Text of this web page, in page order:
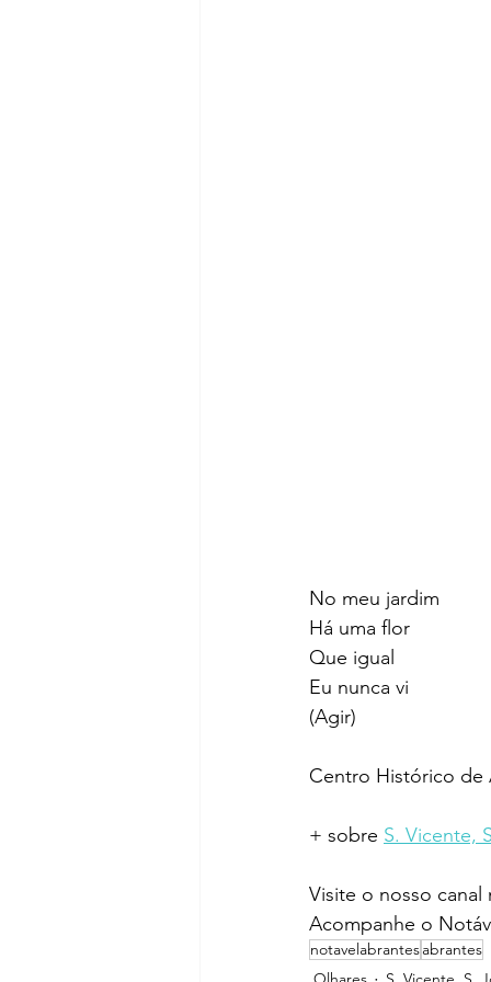
No meu jardim
Há uma flor
Que igual
Eu nunca vi
(Agir)
Centro Histórico de
+ sobre S. Vicente,
Visite o nosso
Acompanhe o
notavelabrantesabrantes